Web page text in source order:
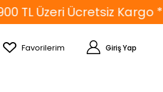
TL Üzeri Ücretsiz Kargo ***
Favorilerim Giriş Yap